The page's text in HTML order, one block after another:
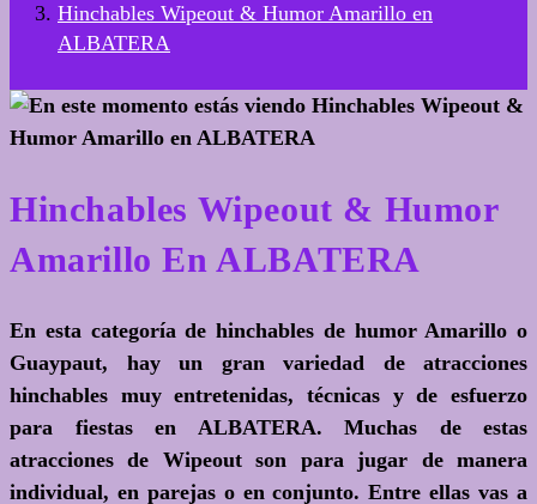
Hinchables Wipeout & Humor Amarillo en
ALBATERA
Hinchables Wipeout & Humor
Amarillo En ALBATERA
En esta categoría de hinchables de humor Amarillo o
Guaypaut, hay un gran variedad de atracciones
hinchables muy entretenidas, técnicas y de esfuerzo
para fiestas en ALBATERA. Muchas de estas
atracciones de Wipeout son para jugar de manera
individual, en parejas o en conjunto. Entre ellas vas a